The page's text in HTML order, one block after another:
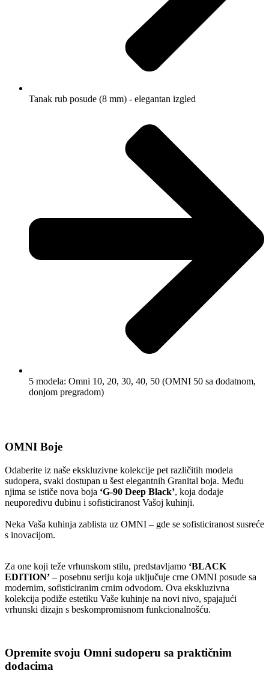
Tanak rub posude (8 mm) - elegantan izgled
5 modela: Omni 10, 20, 30, 40, 50 (OMNI 50 sa dodatnom,
donjom pregradom)
OMNI Boje
Odaberite iz naše ekskluzivne kolekcije pet različitih modela
sudopera, svaki dostupan u šest elegantnih Granital boja. Među
njima se ističe nova boja ‘G-90 Deep Black’, koja dodaje
neuporedivu dubinu i sofisticiranost Vašoj kuhinji.
Neka Vaša kuhinja zablista uz OMNI – gde se sofisticiranost susreće
s inovacijom.
Za one koji teže vrhunskom stilu, predstavljamo ‘BLACK
EDITION’ – posebnu seriju koja uključuje crne OMNI posude sa
modernim, sofisticiranim crnim odvodom. Ova ekskluzivna
kolekcija podiže estetiku Vaše kuhinje na novi nivo, spajajući
vrhunski dizajn s beskompromisnom funkcionalnošću.
Opremite svoju Omni sudoperu sa praktičnim
dodacima